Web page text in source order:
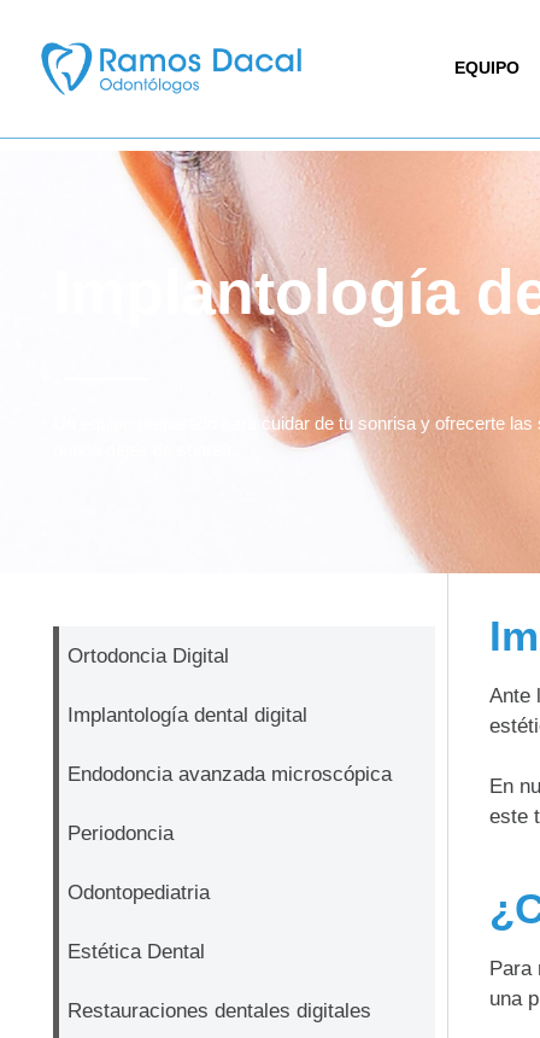
EQUIPO
Implantología
Un equipo preparado para cuidar de tu sonrisa y ofrecerte
Ortodoncia Digital
Implantología dental digital
Endodoncia avanzada microscópica
Periodoncia
Odontopediatria
Estética Dental
Restauraciones dentales digitales
Ante
En
este
Para
una